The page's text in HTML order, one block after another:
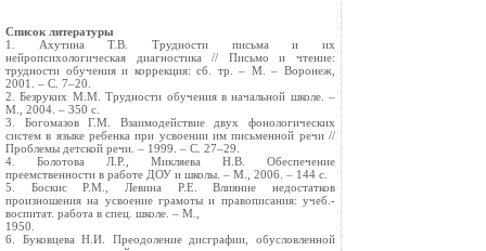
Список литературы
1. Ахутина Т.В. Трудности письма и их
нейропсихологическая диагностика // Письмо и чтение:
трудности обучения и коррекция: сб. тр. – М. – Воронеж,
2001. – С. 7–20.
2. Безруких М.М. Трудности обучения в начальной школе. –
М., 2004. – 350 с.
3. Богомазов Г.М. Взаимодействие двух фонологических
систем в языке ребенка при усвоении им письменной речи //
Проблемы детской речи. – 1999. – С. 27–29.
4. Болотова Л.Р., Микляева Н.В. Обеспечение
преемственности в работе ДОУ и школы. – М., 2006. – 144 с.
5. Боскис Р.М., Левина Р.Е. Влияние недостатков
произношения на усвоение грамоты и правописания: учеб.-
воспитат. работа в спец. школе. – М.,
1950.
6. Буковцева Н.И. Преодоление дисграфии, обусловленной